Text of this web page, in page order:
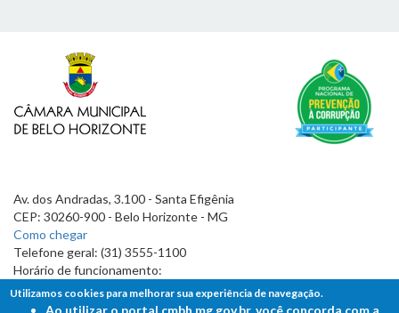
Av. dos Andradas, 3.100 - Santa Efigênia
CEP: 30260-900 - Belo Horizonte - MG
Como chegar
Telefone geral: (31) 3555-1100
Horário de funcionamento:
7h às 19h
Utilizamos cookies para melhorar sua experiência de navegação.
Ao utilizar o portal cmbh.mg.gov.br, você concorda com a